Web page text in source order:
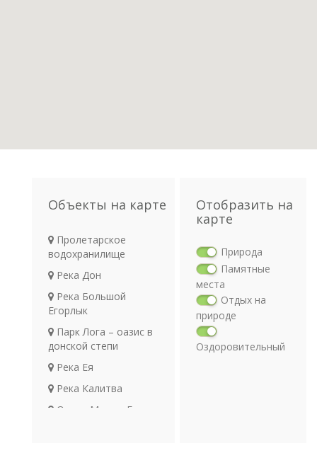
Объекты на карте
Пролетарское
водохранилище
Река Дон
Река Большой
Егорлык
Парк Лога – оазис в
донской степи
Река Ея
Река Калитва
Озеро Маныч-Гудило
Отобразить на
карте
Природа
Памятные
места
Отдых на
природе
Оздоровительный